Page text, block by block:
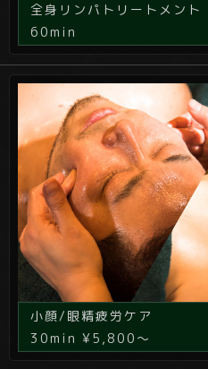
全身リンパトリートメント
60min
小顔/眼精疲労ケア
30min ¥5,800～